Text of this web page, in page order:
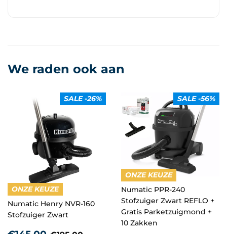
We raden ook aan
ONZE KEUZE
SALE -26%
Numatic Henry NVR-160
Stofzuiger Zwart
ONZE KEUZE
SALE -56%
Numatic PPR-240
Stofzuiger Zwart REFLO +
Gratis Parketzuigmond +
10 Zakken